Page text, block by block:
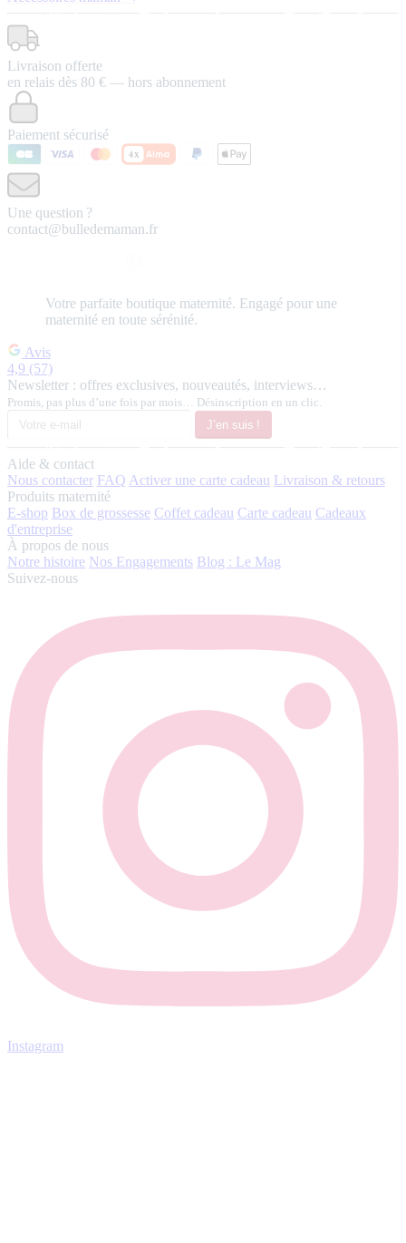
Livraison offerte
en relais dès 80 € — hors abonnement
Paiement sécurisé
Une question ?
contact@bulledemaman.fr
Votre parfaite boutique maternité. Engagé pour une
maternité en toute sérénité.
Avis
4,9 (57)
Newsletter : offres exclusives, nouveautés, interviews…
Promis, pas plus d’une fois par mois… Désinscription en un clic.
J’en suis !
Aide & contact
Nous contacter FAQ Activer une carte cadeau Livraison & retours
Produits maternité
E-shop Box de grossesse Coffet cadeau Carte cadeau Cadeaux
d'entreprise
À propos de nous
Notre histoire Nos Engagements Blog : Le Mag
Suivez-nous
Instagram